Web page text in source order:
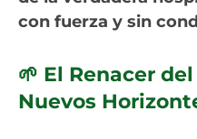
con fuerza y sin
🌱 El Renacer
Nuevos